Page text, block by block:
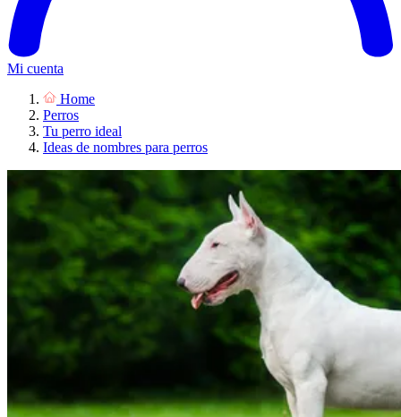
Mi cuenta
Home
Perros
Tu perro ideal
Ideas de nombres para perros